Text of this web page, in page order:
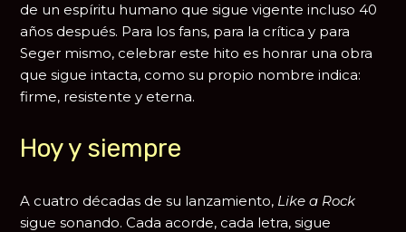
de un espíritu humano que sigue vigente incluso 40
años después. Para los fans, para la crítica y para
Seger mismo, celebrar este hito es honrar una obra
que sigue intacta, como su propio nombre indica:
firme, resistente y eterna.
Hoy y siempre
A cuatro décadas de su lanzamiento, Like a Rock
sigue sonando. Cada acorde, cada letra, sigue